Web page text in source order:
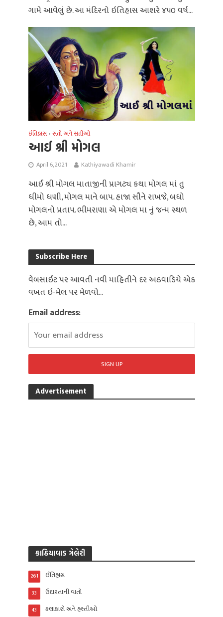
ગામે આવેલું છે. આ મંદિરનો ઇતિહાસ આશરે ૪૫૦ વર્ષ...
ઈતિહાસ • સંતો અને સતીઓ
આઈ શ્રી મોગલ
April 6, 2021 Kathiyawadi Khamir
આઈ શ્રી મોગલ માતાજીની પ્રાગટ્ય કથા મોગલ માં તુ
ધીમો ધણી, મોગલ માને બાપ. હાજા સૌને રાખજે, બધો
મોગલનો પ્રતાપ. ભીમરાણા એ મોગલ મા નું જન્મ સ્થળ
છે, આમ તો...
Subscribe Here
વેબસાઈટ પર આવતી નવી માહિતીને દર અઠવાડિયે એક
વખત ઇ-મેલ પર મેળવો...
Email address:
Advertisement
કાઠિયાવાડ ગેલેરી
ઈતિહાસ
261
ઉદારતાની વાતો
33
કલાકારો અને હસ્તીઓ
43